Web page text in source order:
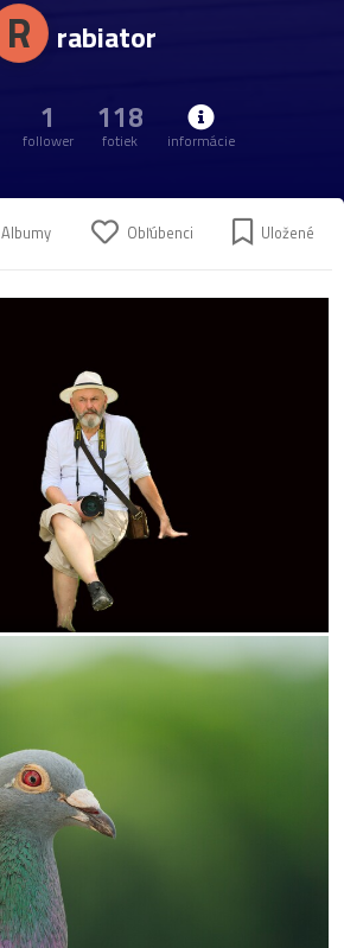
R rabiator
1
follower
118
fotiek informácie
Albumy Obľúbenci Uložené